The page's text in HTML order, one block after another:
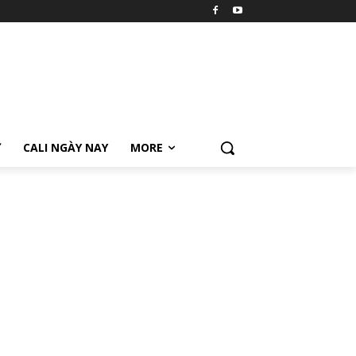
CALI NGÀY NAY MORE